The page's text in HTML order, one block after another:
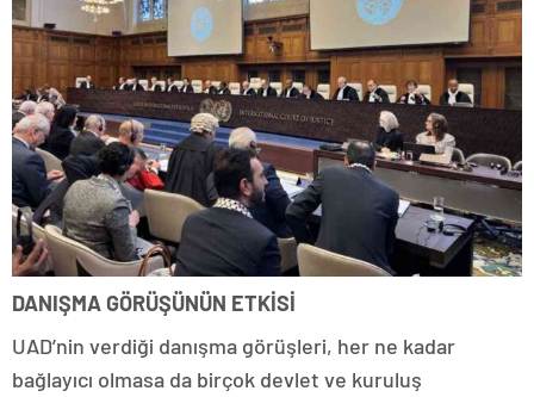
DANIŞMA GÖRÜŞÜNÜN ETKİSİ
UAD’nin verdiği danışma görüşleri, her ne kadar
bağlayıcı olmasa da birçok devlet ve kuruluş